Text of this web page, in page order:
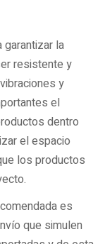
garantizar la
resistente y
y
el
dentro
el espacio
los productos
es
que simulen